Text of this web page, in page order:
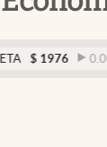
0.00 %